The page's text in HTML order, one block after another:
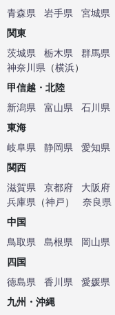
青森県
岩手県 宮城県
関東
茨城県
栃木県 群馬県
神奈川県 （横浜）
甲信越・北陸
新潟県
富山県 石川県
東海
岐阜県
静岡県 愛知県
関西
滋賀県
京都府 大阪府
兵庫県 （神戸） 奈良県
中国
鳥取県
島根県 岡山県
四国
徳島県
香川県 愛媛県
九州・沖縄